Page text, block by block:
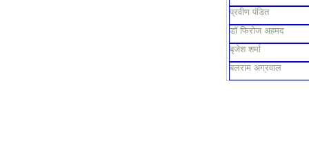
प्रवीण पंडित
डॉ फिरोज अहमद
बृजेश शर्मा
बलराम अग्रवाल